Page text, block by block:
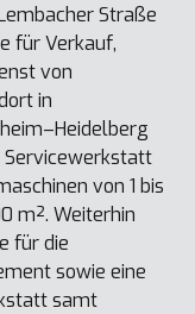
Straße
für Verkauf,
von
in
von 1 bis
m². Weiterhin
für die
sowie eine
samt